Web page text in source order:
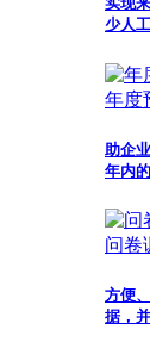
少人
年度
助企
年内
问卷
方便
据，